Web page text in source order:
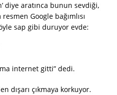
diye aratınca bunun sevdiği,
Google bağımlısı
sap gibi duruyor evde:
internet gitti” dedi.
dışarı çıkmaya korkuyor.